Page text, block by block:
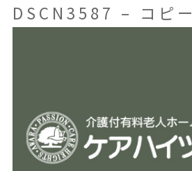
DSCN3587 – コピー